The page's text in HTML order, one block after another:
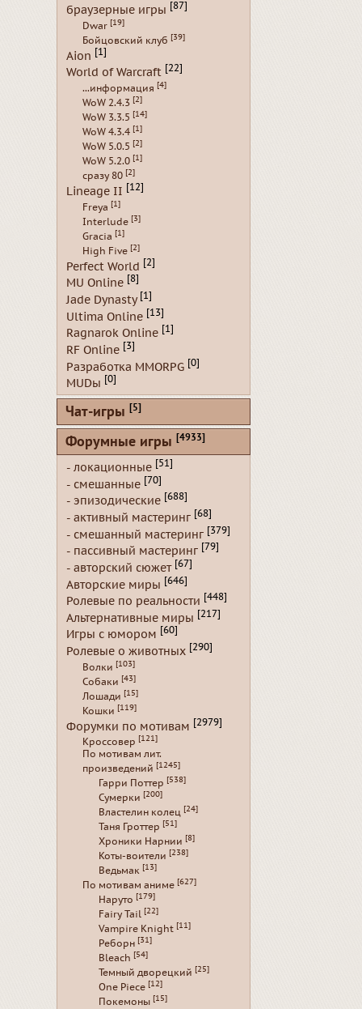
браузерные игры [87]
Dwar [19]
Бойцовский клуб [39]
Aion [1]
World of Warcraft [22]
...информация [4]
WoW 2.4.3 [2]
WoW 3.3.5 [14]
WoW 4.3.4 [1]
WoW 5.0.5 [2]
WoW 5.2.0 [1]
сразу 80 [2]
Lineage II [12]
Freya [1]
Interlude [3]
Gracia [1]
High Five [2]
Perfect World [2]
MU Online [8]
Jade Dynasty [1]
Ultima Online [13]
Ragnarok Online [1]
RF Online [3]
Разработка MMORPG [0]
MUDы [0]
Чат-игры [5]
Форумные игры [4933]
- локационные [51]
- смешанные [70]
- эпизодические [688]
- активный мастеринг [68]
- смешанный мастеринг [379]
- пассивный мастеринг [79]
- авторский сюжет [67]
Авторские миры [646]
Ролевые по реальности [448]
Альтернативные миры [217]
Игры с юмором [60]
Ролевые о животных [290]
Волки [103]
Собаки [43]
Лошади [15]
Кошки [119]
Форумки по мотивам [2979]
Кроссовер [121]
По мотивам лит.
произведений [1245]
Гарри Поттер [538]
Сумерки [200]
Властелин колец [24]
Таня Гроттер [51]
Хроники Нарнии [8]
Коты-воители [238]
Ведьмак [13]
По мотивам аниме [627]
Наруто [179]
Fairy Tail [22]
Vampire Knight [11]
Реборн [31]
Bleach [54]
Темный дворецкий [25]
One Piece [12]
Покемоны [15]